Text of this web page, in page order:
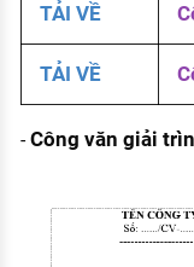
TẢI VỀ
TẢI VỀ
-Công văn giải